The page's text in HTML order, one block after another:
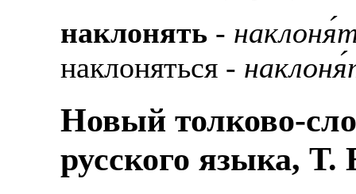
наклонять -
наклоняться -
Новый толково-
русского языка,